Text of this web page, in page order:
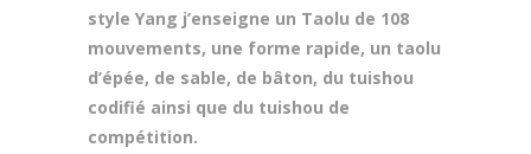
style Yang j’enseigne un Taolu de 108
mouvements, une forme rapide, un taolu
d’épée, de sable, de bâton, du tuishou
codifié ainsi que du tuishou de
compétition.